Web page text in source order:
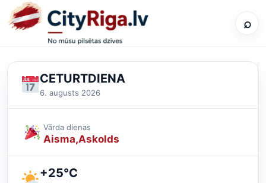
⌕
CETURTDIENA
6. augusts 2026
Vārda dienas
Aisma Askolds
+25°C